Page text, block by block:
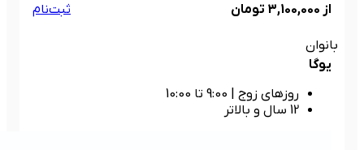
از 3,100,000 تومان
ثبت‌نام
بانوان
یوگا
روزهای زوج
9:00 تا 10:00
12 سال و بالاتر